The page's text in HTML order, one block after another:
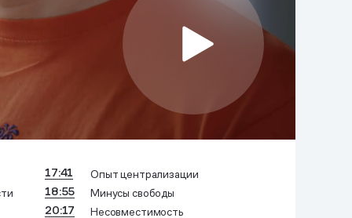
17:41
Опыт централизации
18:55
Минусы свободы
20:17
Несовместимость